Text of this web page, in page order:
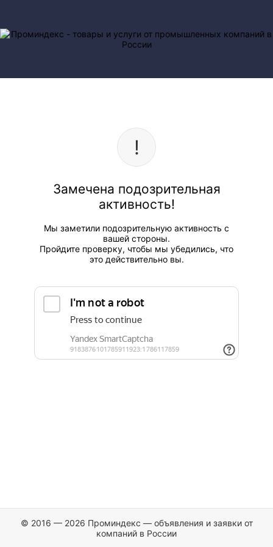
Замечена подозрительная
активность!
Мы заметили подозрительную активность с
вашей стороны.
Пройдите проверку, чтобы мы убедились, что
это действительно вы.
© 2016 — 2026 Проминдекс — объявления и заявки от
компаний в России